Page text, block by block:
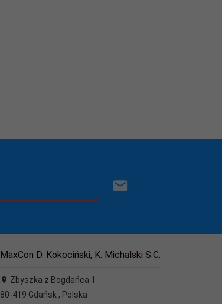
MaxCon D. Kokociński, K. Michalski S.C.
Zbyszka z Bogdańca 1
80-419 Gdańsk , Polska